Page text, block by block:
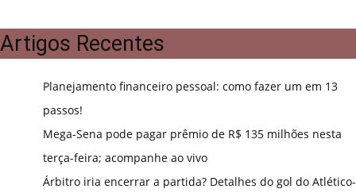
Artigos Recentes
Planejamento financeiro pessoal: como fazer um em 13
passos!
Mega-Sena pode pagar prêmio de R$ 135 milhões nesta
terça-feira; acompanhe ao vivo
Árbitro iria encerrar a partida? Detalhes do gol do Atlético-